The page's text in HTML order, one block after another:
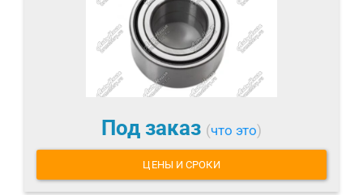
Под заказ (что это)
ЦЕНЫ И СРОКИ